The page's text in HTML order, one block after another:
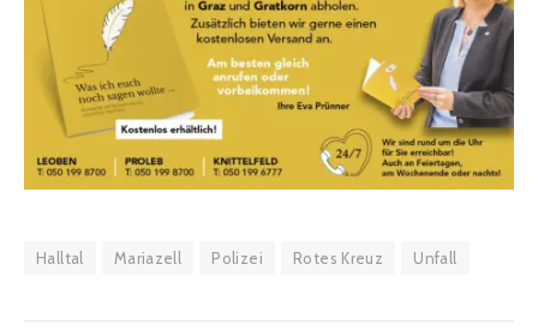
Halltal Mariazell Polizei Rotes Kreuz Unfall